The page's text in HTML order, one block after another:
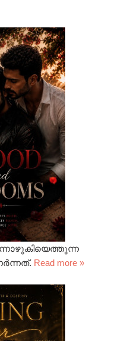
Read more »